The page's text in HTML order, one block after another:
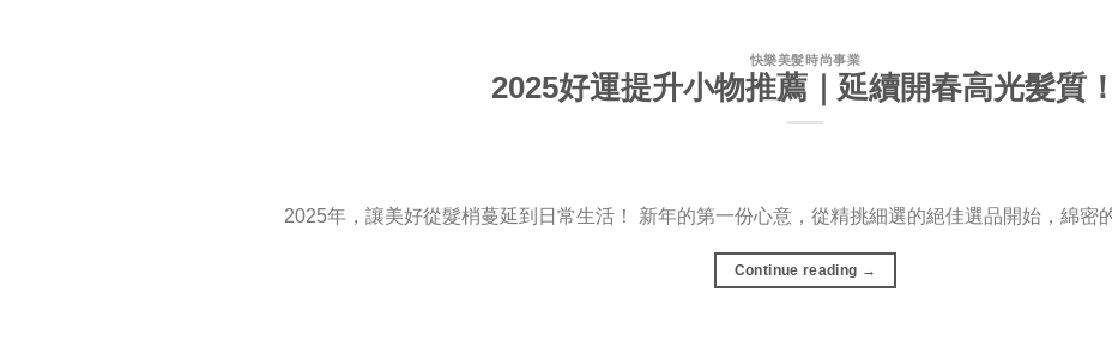
快樂美髮時尚事業
2025好運提升小物推薦｜延續開春高光髮質！
2025年，讓美好從髮梢蔓延到日常生活！ 新年的第一份心意，從精挑細選的絕佳選品開始，綿密
Continue reading →